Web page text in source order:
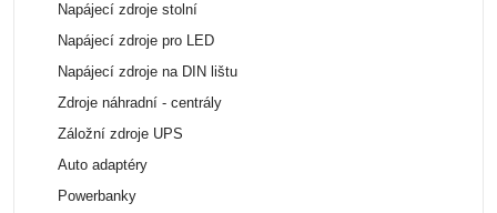
Napájecí zdroje stolní
Napájecí zdroje pro LED
Napájecí zdroje na DIN lištu
Zdroje náhradní - centrály
Záložní zdroje UPS
Auto adaptéry
Powerbanky